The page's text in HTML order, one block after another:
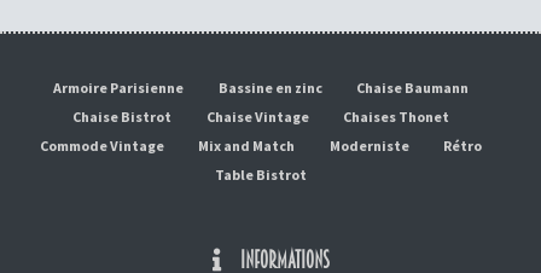
Armoire Parisienne Bassine en zinc
Chaise Baumann
Chaise Bistrot
Chaise Vintage
Chaises Thonet
Commode Vintage
Mix and Match Moderniste
Rétro
Table Bistrot
INFORMATIONS